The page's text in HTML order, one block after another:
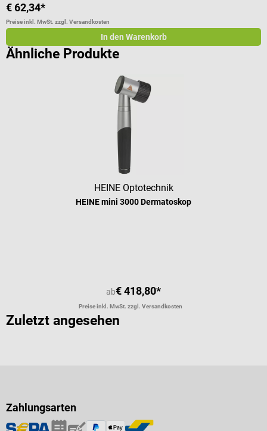
€ 62,34*
Preise inkl. MwSt. zzgl. Versandkosten
In den Warenkorb
Ähnliche Produkte
HEINE Optotechnik
HEINE mini 3000 Dermatoskop
ab€ 418,80*
Preise inkl. MwSt. zzgl. Versandkosten
Zuletzt angesehen
Zahlungsarten